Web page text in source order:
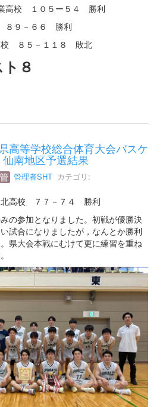
高校 １０５ー５４ 勝利
９－６６ 勝利
８５－１１８ 敗北
８
等学校総合体育大会バスケ
南地区予選結果
管理者SHT カテゴリ:
高校 ７７－７４ 勝利
の参加となりました。初戦が優勝決
試合になりましたが，なんとか勝利
県大会本戦にむけて更に練習を重ね